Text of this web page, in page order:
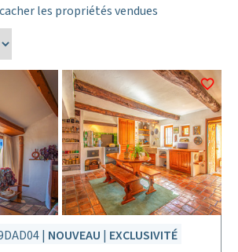
cacher les propriétés vendues
| NOUVEAU | EXCLUSIVITÉ